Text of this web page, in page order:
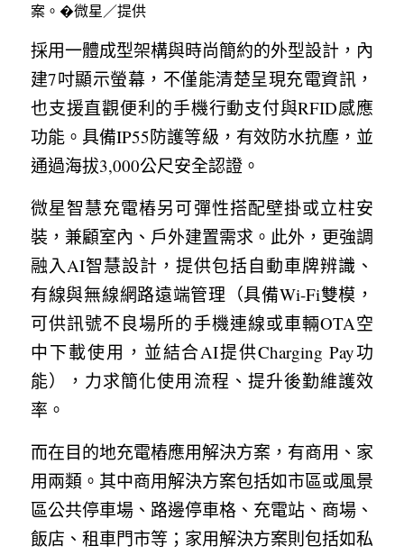
案。�微星／提供
採用一體成型架構與時尚簡約的外型設計，內
建7吋顯示螢幕，不僅能清楚呈現充電資訊，
也支援直觀便利的手機行動支付與RFID感應
功能。具備IP55防護等級，有效防水抗塵，並
通過海拔3,000公尺安全認證。
微星智慧充電樁另可彈性搭配壁掛或立柱安
裝，兼顧室內、戶外建置需求。此外，更強調
融入AI智慧設計，提供包括自動車牌辨識、
有線與無線網路遠端管理（具備Wi-Fi雙模，
可供訊號不良場所的手機連線或車輛OTA空
中下載使用，並結合AI提供Charging Pay功
能），力求簡化使用流程、提升後勤維護效
率。
而在目的地充電樁應用解決方案，有商用、家
用兩類。其中商用解決方案包括如市區或風景
區公共停車場、路邊停車格、充電站、商場、
飯店、租車門市等；家用解決方案則包括如私